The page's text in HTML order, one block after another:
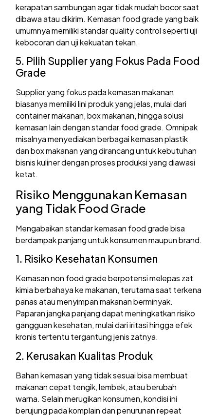
kerapatan sambungan agar tidak mudah bocor saat
dibawa atau dikirim. Kemasan food grade yang baik
umumnya memiliki standar quality control seperti uji
kebocoran dan uji kekuatan tekan.
5. Pilih Supplier yang Fokus Pada Food
Grade
Supplier yang fokus pada kemasan makanan
biasanya memiliki lini produk yang jelas, mulai dari
container makanan, box makanan, hingga solusi
kemasan lain dengan standar food grade. Omnipak
misalnya menyediakan berbagai kemasan plastik
dan box makanan yang dirancang untuk kebutuhan
bisnis kuliner dengan proses produksi yang diawasi
ketat.
Risiko Menggunakan Kemasan
yang Tidak Food Grade
Mengabaikan standar kemasan food grade bisa
berdampak panjang untuk konsumen maupun brand.
1. Risiko Kesehatan Konsumen
Kemasan non food grade berpotensi melepas zat
kimia berbahaya ke makanan, terutama saat terkena
panas atau menyimpan makanan berminyak.
Paparan jangka panjang dapat meningkatkan risiko
gangguan kesehatan, mulai dari iritasi hingga efek
kronis tertentu tergantung jenis zatnya.
2. Kerusakan Kualitas Produk
Bahan kemasan yang tidak sesuai bisa membuat
makanan cepat tengik, lembek, atau berubah
warna. Selain merugikan konsumen, kondisi ini
berujung pada komplain dan penurunan repeat